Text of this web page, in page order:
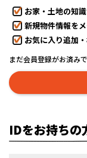
お家・土地の知
新規物件情報を
お気に入り追加
まだ会員登録がお済み
IDをお持ちの